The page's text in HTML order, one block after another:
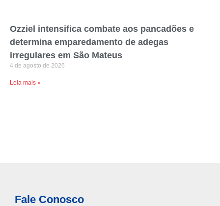
Ozziel intensifica combate aos pancadões e
determina emparedamento de adegas
irregulares em São Mateus
4 de agosto de 2026
Leia mais »
Fale Conosco